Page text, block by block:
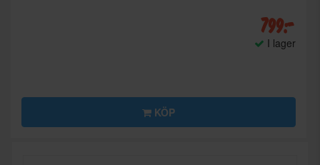
799:-
I lager
KÖP